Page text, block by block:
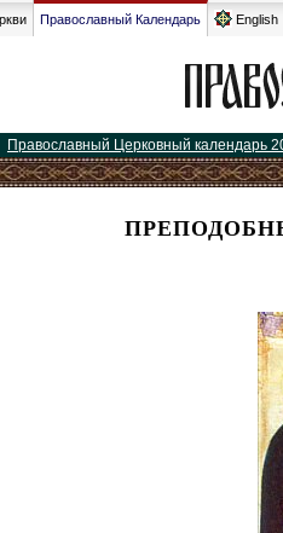
Православный Календарь English
Православный Церковный календарь